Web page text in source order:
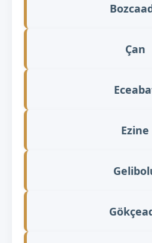
Çan
Ezine